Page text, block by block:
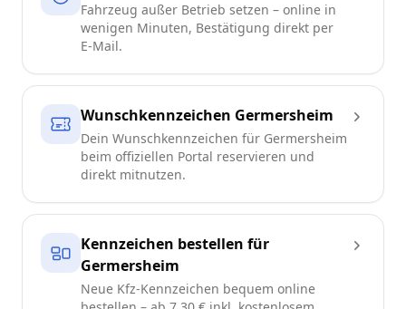
Fahrzeug außer Betrieb setzen – online in
wenigen Minuten, Bestätigung direkt per
E-Mail.
Wunschkennzeichen Germersheim
Dein Wunschkennzeichen für Germersheim
beim offiziellen Portal reservieren und
direkt mitnutzen.
Kennzeichen bestellen für
Germersheim
Neue Kfz-Kennzeichen bequem online